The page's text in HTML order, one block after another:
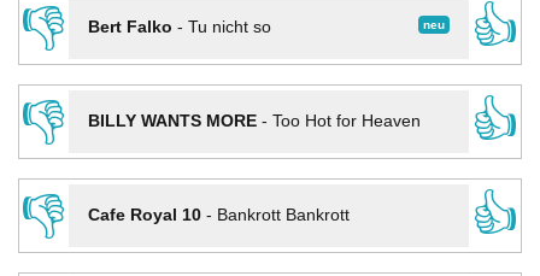
👎
neu
Bert Falko - Tu nicht so
👍
👎
BILLY WANTS MORE- Too Hot for Heaven
👍
👎
Cafe Royal 10- Bankrott Bankrott
👍